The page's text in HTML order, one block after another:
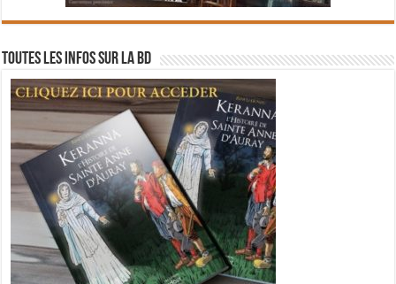
Toutes les infos sur la BD